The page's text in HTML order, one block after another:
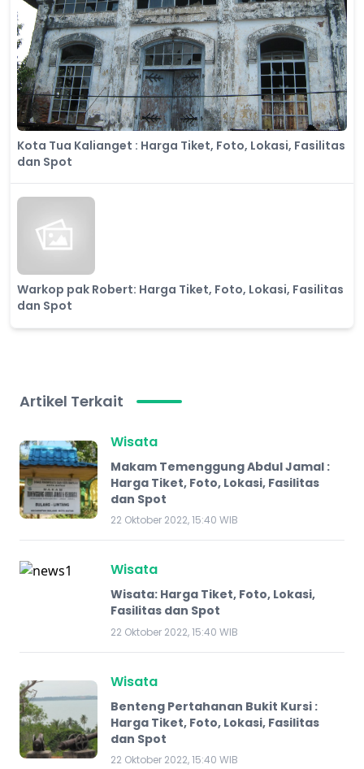
Kota Tua Kalianget : Harga Tiket, Foto, Lokasi, Fasilitas
dan Spot
Warkop pak Robert: Harga Tiket, Foto, Lokasi, Fasilitas
dan Spot
Artikel Terkait
Wisata
Makam Temenggung Abdul Jamal :
Harga Tiket, Foto, Lokasi, Fasilitas
dan Spot
22 Oktober 2022, 15:40 WIB
Wisata
Wisata: Harga Tiket, Foto, Lokasi,
Fasilitas dan Spot
22 Oktober 2022, 15:40 WIB
Wisata
Benteng Pertahanan Bukit Kursi :
Harga Tiket, Foto, Lokasi, Fasilitas
dan Spot
22 Oktober 2022, 15:40 WIB